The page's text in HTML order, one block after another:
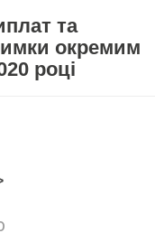
та
окремим
році